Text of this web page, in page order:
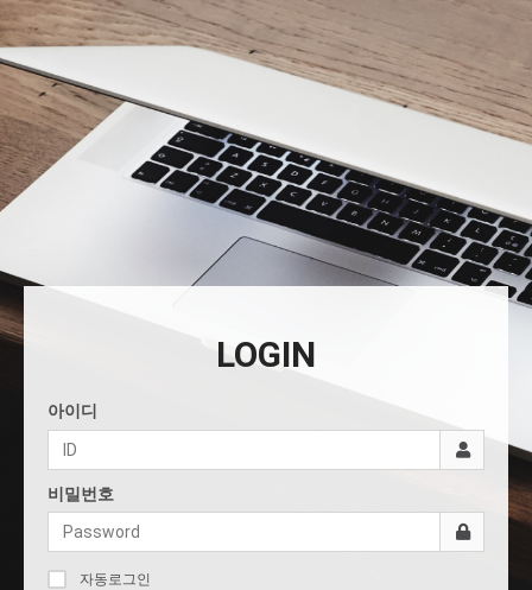
LOGIN
아이디
비밀번호
자동로그인